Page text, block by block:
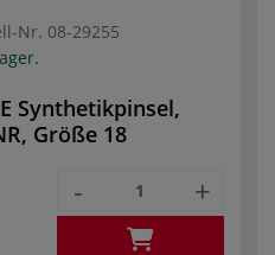
Nr. 08-29255
Synthetikpinsel,
Größe 18
- +